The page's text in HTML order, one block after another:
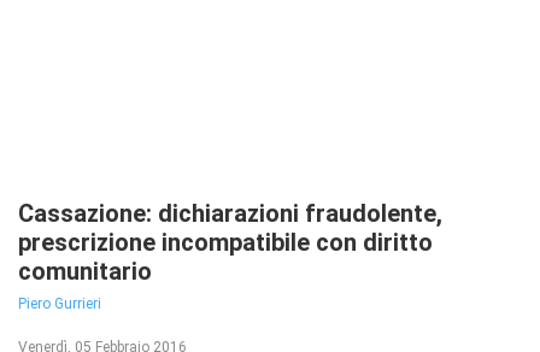
Cassazione: dichiarazioni fraudolente,
prescrizione incompatibile con diritto
comunitario
Piero Gurrieri
Venerdì, 05 Febbraio 2016